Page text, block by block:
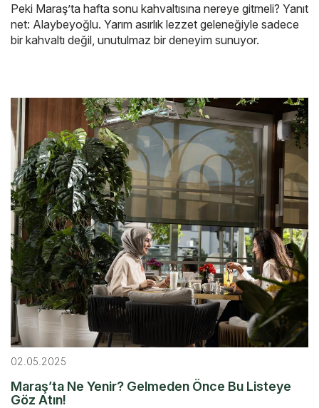
Peki Maraş’ta hafta sonu kahvaltısına nereye gitmeli? Yanıt
net: Alaybeyoğlu. Yarım asırlık lezzet geleneğiyle sadece
bir kahvaltı değil, unutulmaz bir deneyim sunuyor.
02.05.2025
Maraş’ta Ne Yenir? Gelmeden Önce Bu Listeye
Göz Atın!